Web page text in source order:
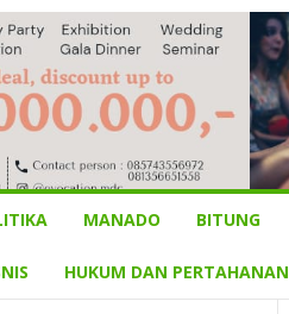
MANADO BITUNG
HUKUM DAN PERTAHANAN